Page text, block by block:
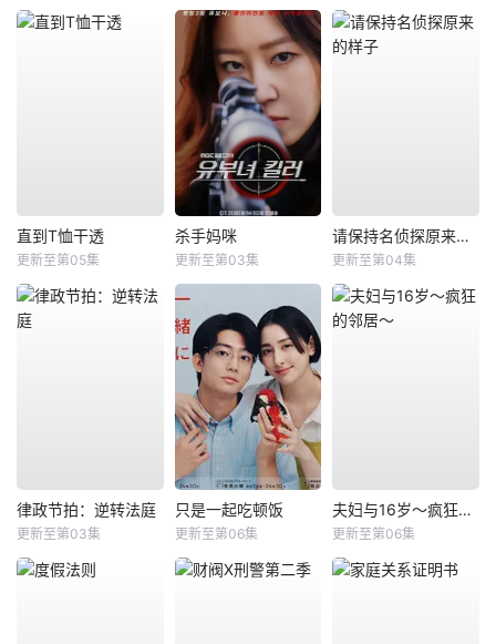
直到T恤干透
更新至第05集
杀手妈咪
更新至第03集
请保持名侦探原来的样子
更新至第04集
律政节拍：逆转法庭
更新至第03集
只是一起吃顿饭
更新至第06集
夫妇与16岁～疯狂的邻居～
更新至第06集